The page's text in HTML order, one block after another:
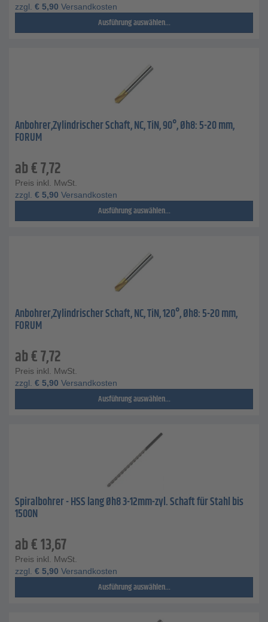
zzgl. € 5,90 Versandkosten
Ausführung auswählen...
Anbohrer,Zylindrischer Schaft, NC, TiN, 90°, Øh8: 5-20 mm,
FORUM
ab€7,72
Preis inkl. MwSt.
zzgl. € 5,90 Versandkosten
Ausführung auswählen...
Anbohrer,Zylindrischer Schaft, NC, TiN, 120°, Øh8: 5-20 mm,
FORUM
ab€7,72
Preis inkl. MwSt.
zzgl. € 5,90 Versandkosten
Ausführung auswählen...
Spiralbohrer - HSS lang Øh8 3-12mm-zyl. Schaft für Stahl bis
1500N
ab€13,67
Preis inkl. MwSt.
zzgl. € 5,90 Versandkosten
Ausführung auswählen...